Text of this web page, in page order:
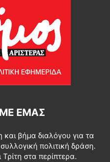
ΕΜΆΣ
βήμα διαλόγου για τα
πολιτική δράση.
στα περίπτερα.